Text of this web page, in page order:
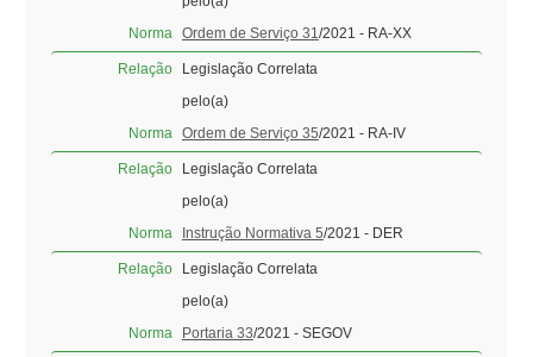
Norma
Ordem de Serviço 31 /2021 - RA-XX
Relação
Legislação Correlata
pelo(a)
Norma
Ordem de Serviço 35/2021 - RA-IV
Relação
Legislação Correlata
pelo(a)
Norma
Instrução Normativa 5/2021 - DER
Relação
Legislação Correlata
pelo(a)
Norma
Portaria 33/2021 - SEGOV